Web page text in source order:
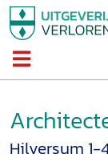
Hilversum 1-